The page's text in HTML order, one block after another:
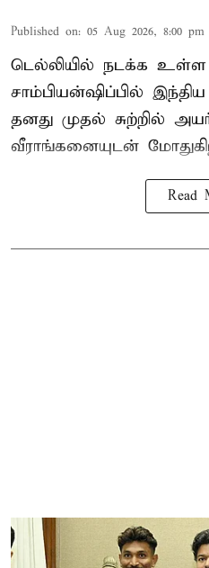
Published on: 05 Aug 2026, 8:00 pm
டெல்லியில் நடக்க
சாம்பியன்ஷிப்பில்
தனது முதல் சுற்றில்
வீராங்கனையுடன்
Read